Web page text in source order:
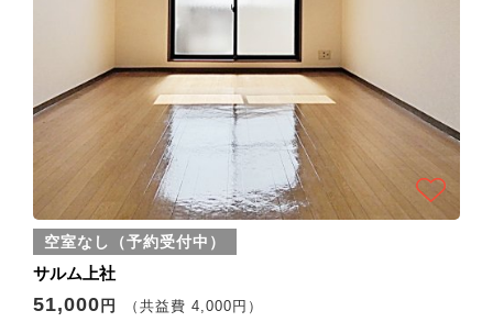
空室なし（予約受付中）
サルム上社
51,000 円 （共益費 4,000円）